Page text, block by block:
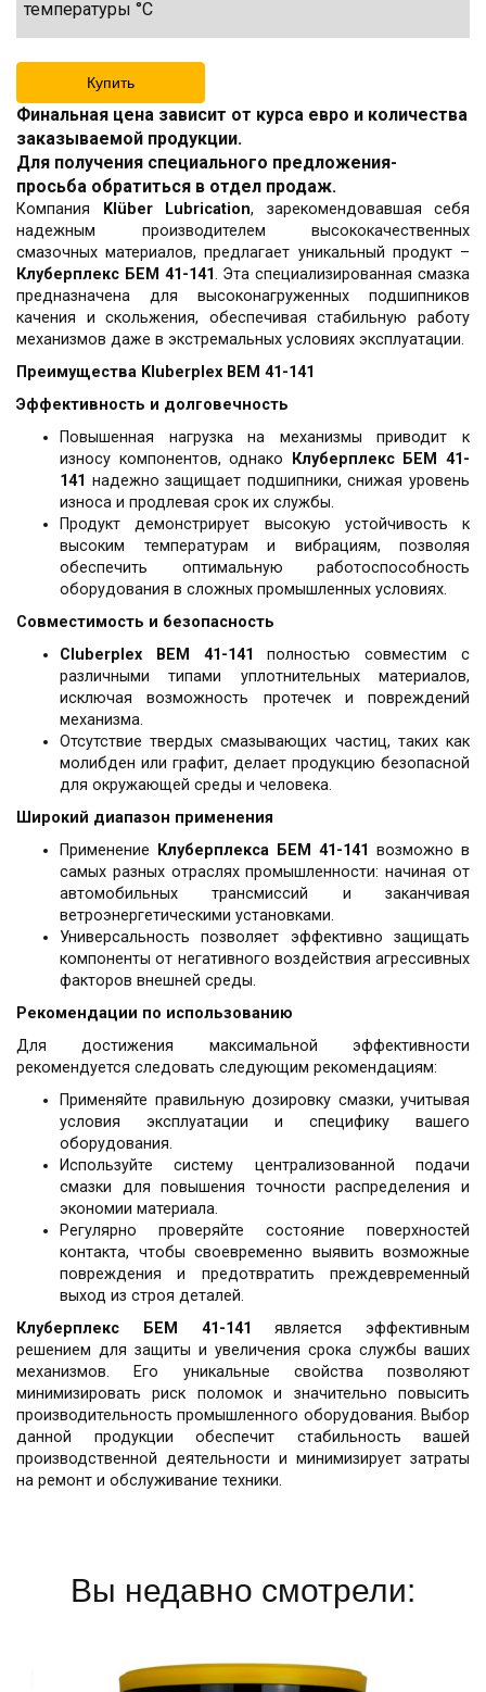
температуры °C
Купить
Финальная цена зависит от курса евро и количества
заказываемой продукции.
Для получения специального предложения-
просьба обратиться в отдел продаж.
Компания Klüber Lubrication, зарекомендовавшая себя
надежным производителем высококачественных
смазочных материалов, предлагает уникальный продукт –
Клуберплекс БЕМ 41-141. Эта специализированная смазка
предназначена для высоконагруженных подшипников
качения и скольжения, обеспечивая стабильную работу
механизмов даже в экстремальных условиях эксплуатации.
Преимущества Kluberplex BEM 41-141
Эффективность и долговечность
Повышенная нагрузка на механизмы приводит к
износу компонентов, однако
Клуберплекс БЕМ 41-
141 надежно защищает подшипники, снижая уровень
износа и продлевая срок их службы.
Продукт демонстрирует высокую устойчивость к
высоким температурам и вибрациям, позволяя
обеспечить оптимальную работоспособность
оборудования в сложных промышленных условиях.
Совместимость и безопасность
Cluberplex BEM 41-141 полностью совместим с
различными типами уплотнительных материалов,
исключая возможность протечек и повреждений
механизма.
Отсутствие твердых смазывающих частиц, таких как
молибден или графит, делает продукцию безопасной
для окружающей среды и человека.
Широкий диапазон применения
Применение
Клуберплекса БЕМ 41-141 возможно в
самых разных отраслях промышленности: начиная от
автомобильных трансмиссий и заканчивая
ветроэнергетическими установками.
Универсальность позволяет эффективно защищать
компоненты от негативного воздействия агрессивных
факторов внешней среды.
Рекомендации по использованию
Для достижения максимальной эффективности
рекомендуется следовать следующим рекомендациям:
Применяйте правильную дозировку смазки, учитывая
условия эксплуатации и специфику вашего
оборудования.
Используйте систему централизованной подачи
смазки для повышения точности распределения и
экономии материала.
Регулярно проверяйте состояние поверхностей
контакта, чтобы своевременно выявить возможные
повреждения и предотвратить преждевременный
выход из строя деталей.
Клуберплекс БЕМ 41-141 является эффективным
решением для защиты и увеличения срока службы ваших
механизмов. Его уникальные свойства позволяют
минимизировать риск поломок и значительно повысить
производительность промышленного оборудования. Выбор
данной продукции обеспечит стабильность вашей
производственной деятельности и минимизирует затраты
на ремонт и обслуживание техники.
Вы недавно смотрели: